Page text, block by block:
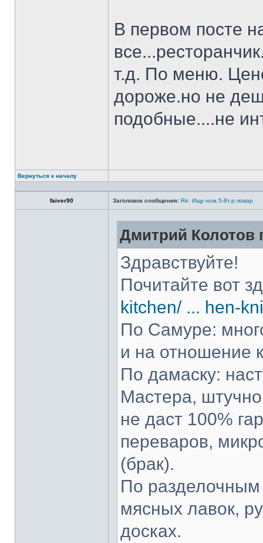
В первом посте
т.д. По меню.
дороже.но не
подобные....не
Вернуться к началу
faiver90 Заголовок сообщения: Re: Ищу нож.5-8т.р.повар
Дмитрий Колотов
Здравствуйте!
Почитайте вот
kitchen/ ... hen-
По Самуре:
и на отношение
По дамаску:
Мастера,
не даст 100%
переваров,
(брак).
По разделочным
мясных лавок,
досках.